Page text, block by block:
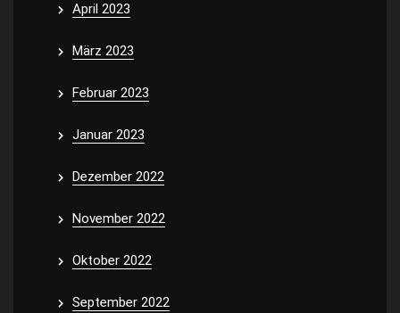
April 2023
März 2023
Februar 2023
Januar 2023
Dezember 2022
November 2022
Oktober 2022
September 2022